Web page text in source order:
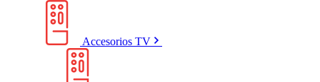
Accesorios TV